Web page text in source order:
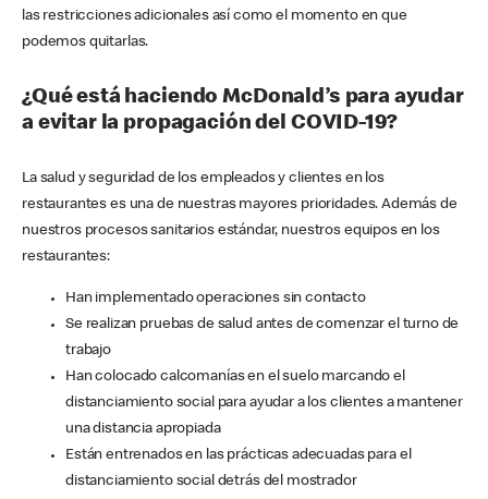
las restricciones adicionales así como el momento en que
podemos quitarlas.
¿Qué está haciendo McDonald’s para ayudar
a evitar la propagación del COVID-19?
La salud y seguridad de los empleados y clientes en los
restaurantes es una de nuestras mayores prioridades. Además de
nuestros procesos sanitarios estándar, nuestros equipos en los
restaurantes:
Han implementado operaciones sin contacto
Se realizan pruebas de salud antes de comenzar el turno de
trabajo
Han colocado calcomanías en el suelo marcando el
distanciamiento social para ayudar a los clientes a mantener
una distancia apropiada
Están entrenados en las prácticas adecuadas para el
distanciamiento social detrás del mostrador